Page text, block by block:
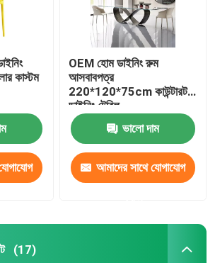
কাস্টম
OEM হোম ডাইনিং রুম
আসবাবপত্র
220*120*75cm কাউন্টারটপ
ডাইনিং টেবিল
ভালো দাম
আমাদের সাথে যোগাযোগ
(17)